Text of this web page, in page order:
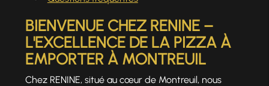
BIENVENUE CHEZ RENINE –
L'EXCELLENCE DE LA PIZZA À
EMPORTER À MONTREUIL
Chez RENINE, situé au cœur de Montreuil, nous